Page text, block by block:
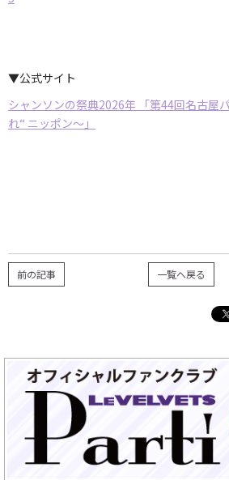
▼公式サイト
シャンソンの祭典2026年 「第44回名古屋
れ“ ニッポン〜」
一覧へ戻る
前の記事